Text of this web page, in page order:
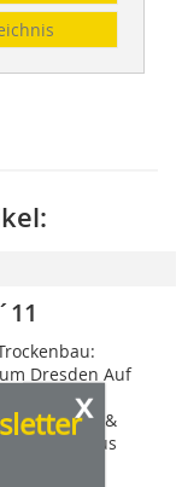
x
Dresden Auf
die Baierl &
GmbH aus